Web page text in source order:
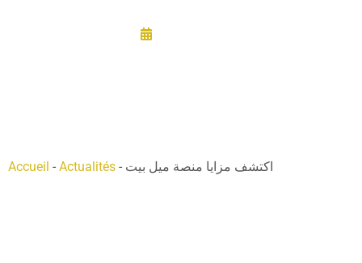
Accueil - Actualités - اكتشف مزايا منصة ميل بيت